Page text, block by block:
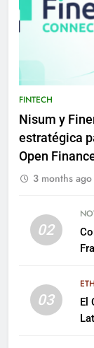
FINTECH
Nisum y
estratégica
Open
3 months ago
02
03
El